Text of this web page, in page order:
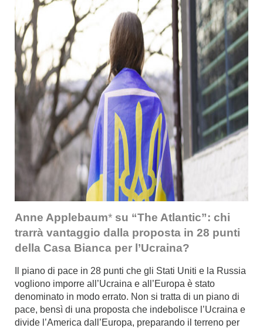
Anne Applebaum* su “The Atlantic”: chi
trarrà vantaggio dalla proposta in 28 punti
della Casa Bianca per l’Ucraina?
Il piano di pace in 28 punti che gli Stati Uniti e la Russia
vogliono imporre all’Ucraina e all’Europa è stato
denominato in modo errato. Non si tratta di un piano di
pace, bensì di una proposta che indebolisce l’Ucraina e
divide l’America dall’Europa, preparando il terreno per